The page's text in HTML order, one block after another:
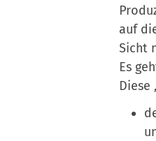
auf
Sicht
Es
Diese